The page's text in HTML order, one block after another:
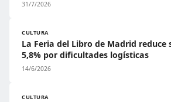
31/7/2026
CULTURA
La Feria del Libro de Madrid
5,8% por dificultades logísticas
14/6/2026
CULTURA